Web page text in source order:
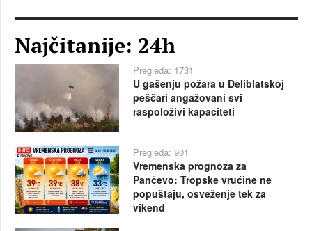
Najčitanije: 24h
Pregleda: 1731
U gašenju požara u Deliblatskoj
peščari angažovani svi
raspoloživi kapaciteti
Pregleda: 901
Vremenska prognoza za
Pančevo: Tropske vrućine ne
popuštaju, osveženje tek za
vikend